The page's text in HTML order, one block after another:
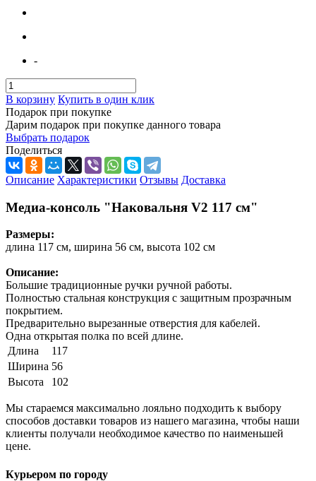
-
В корзину Купить в один клик
Подарок при покупке
Дарим подарок при покупке данного товара
Выбрать подарок
Поделиться
Описание Характеристики Отзывы Доставка
Медиа-консоль "Наковальня V2 117 см"
Размеры:
длина 117 см, ширина 56 см, высота 102 см
Описание:
Большие традиционные ручки ручной работы.
Полностью стальная конструкция с защитным прозрачным
покрытием.
Предварительно вырезанные отверстия для кабелей.
Одна открытая полка по всей длине.
Длина
117
Ширина 56
Высота
102
Мы стараемся максимально лояльно подходить к выбору
способов доставки товаров из нашего магазина, чтобы наши
клиенты получали необходимое качество по наименьшей
цене.
Курьером по городу